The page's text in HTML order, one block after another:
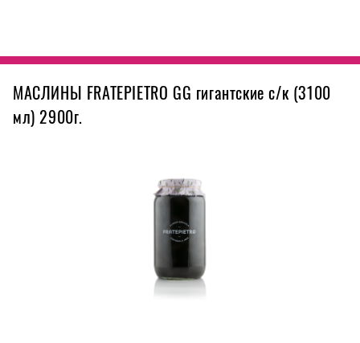
МАСЛИНЫ FRATEPIETRO GG гигантские с/к (3100
мл) 2900г.